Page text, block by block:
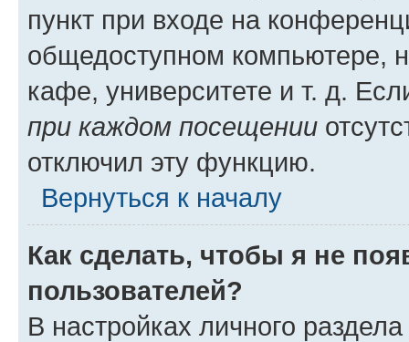
пункт при входе на
общедоступном компьютере,
кафе, университете и т. д.
при каждом посещении
отключил эту функцию.
Вернуться к началу
Как сделать, чтобы я не
пользователей?
В настройках личного